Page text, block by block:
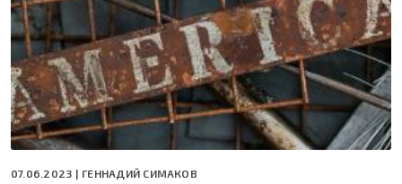
07.06.2023 | ГЕННАДИЙ СИМАКОВ